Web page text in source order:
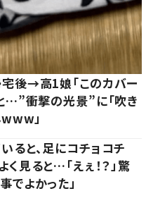
後→高1娘「このカバー
…”衝撃の光景”に「吹き
」
ると、足にコチョコチ
く見ると…「えぇ！？」驚
でよかった」